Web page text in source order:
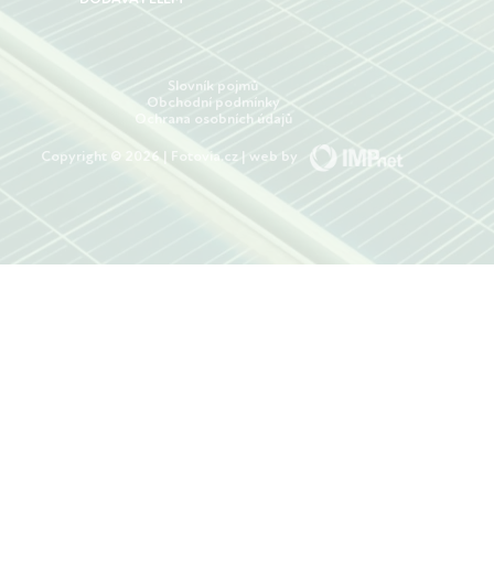
Slovník pojmů
Obchodní podmínky
Ochrana osobních údajů
Copyright © 2026 | Fotovia.cz | web by